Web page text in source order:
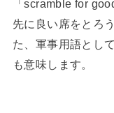
「scramble for
先に良い席をとろ
た、軍事用語とし
も意味します。